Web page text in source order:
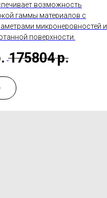
возможность
гаммы материалов с
микронеровностей и
поверхности.
175804р.